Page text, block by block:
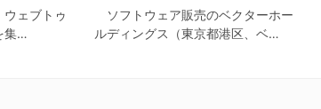
ェブトゥ
集…
ソフトウェア販売のベクターホー
ルディングス（東京都港区、ベ…